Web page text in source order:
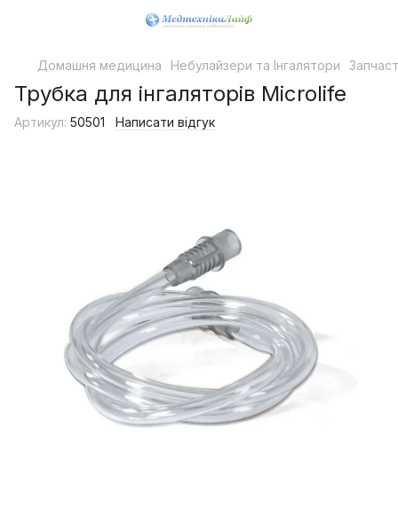
Домашня медицина Небулайзери та Інгалятори
Трубка для інгаляторів Microlife
Артикул: 50501 Написати відгук